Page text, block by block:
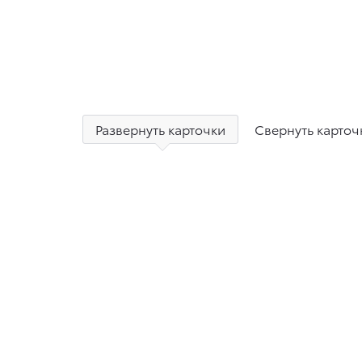
Развернуть карточки Свернуть